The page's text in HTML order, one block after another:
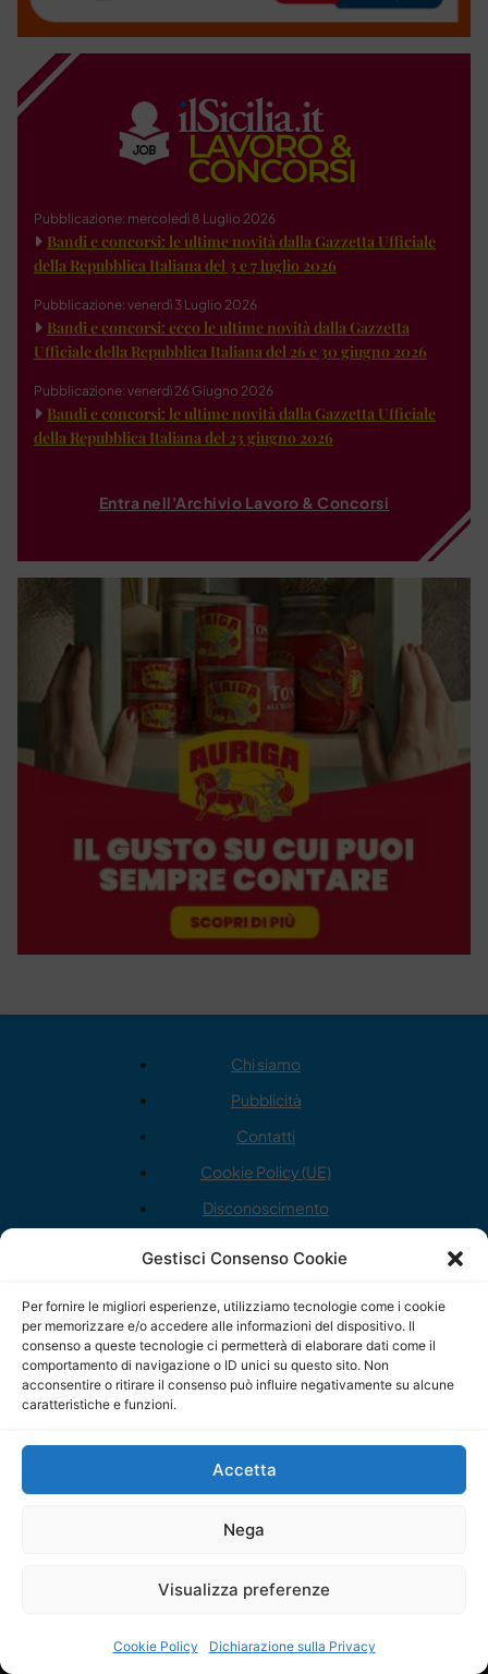
Gestisci Consenso Cookie
Per fornire le migliori esperienze, utilizziamo tecnologie come i cookie
per memorizzare e/o accedere alle informazioni del dispositivo. Il
consenso a queste tecnologie ci permetterà di elaborare dati come il
comportamento di navigazione o ID unici su questo sito. Non
acconsentire o ritirare il consenso può influire negativamente su alcune
caratteristiche e funzioni.
Accetta
Nega
Visualizza preferenze
Cookie Policy Dichiarazione sulla Privacy
Pubblicazione: mercoledì 8 Luglio 2026
Bandi e concorsi: le ultime novità dalla Gazzetta Ufficiale
della Repubblica Italiana del 3 e 7 luglio 2026
Pubblicazione: venerdì 3 Luglio 2026
Bandi e concorsi: ecco le ultime novità dalla Gazzetta
Ufficiale della Repubblica Italiana del 26 e 30 giugno 2026
Pubblicazione: venerdì 26 Giugno 2026
Bandi e concorsi: le ultime novità dalla Gazzetta Ufficiale
della Repubblica Italiana del 23 giugno 2026
Entra nell'Archivio Lavoro & Concorsi
Chi siamo
Pubblicità
Contatti
Cookie Policy (UE)
Disconoscimento
Copyright © ilSicilia | aut. Tribunale di Palermo n.11 del
29/09/2015
Direttore Editoriale: Maurizio Scaglione
Direttore Responsabile: Maria Calabrese
P.IVA: 06334930820